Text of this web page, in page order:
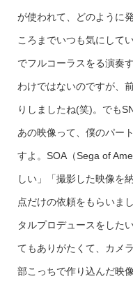
が使われて、どのように
ころまでいつも気にして
でフルコーラスをる演奏
わけではないのですが、
りしましたね(笑)。でも
あの映像って、僕のパー
すよ。SOA（Sega of
しい」「撮影した映像を
点だけの依頼をもらいま
タルプロデュースをした
てもありがたくて、カメ
部こっちで作り込んだ映